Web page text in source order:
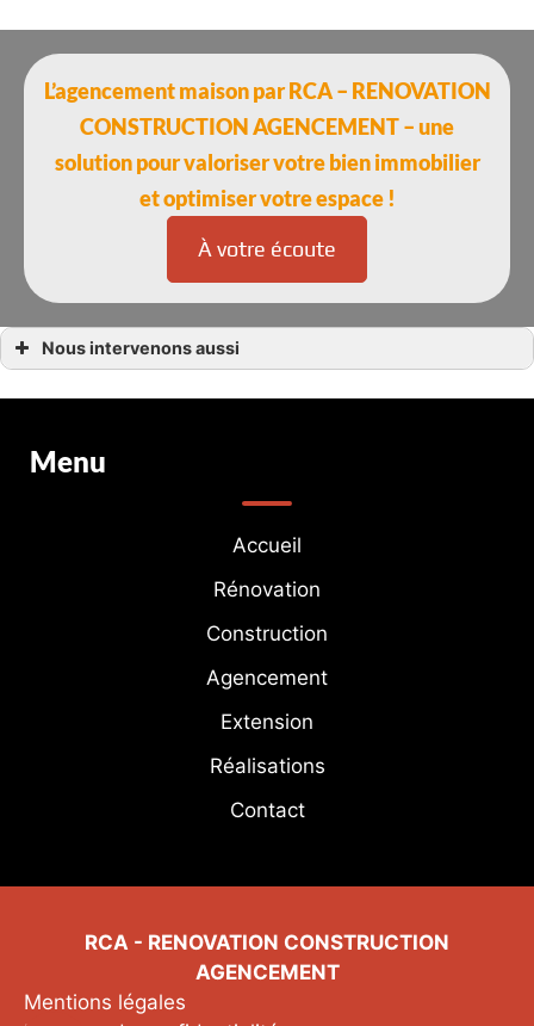
L’agencement maison par RCA – RENOVATION
CONSTRUCTION AGENCEMENT – une
solution pour valoriser votre bien immobilier
et optimiser votre espace !
À votre écoute
Nous intervenons aussi
Agencement maison Carantec
Agencement maison Roscoff
Agencement maison Trédrez-Locquémeau
Agencement maison Plestin-les-Grèves
Menu
Accueil
Rénovation
Construction
Agencement
Extension
Réalisations
Contact
RCA - RENOVATION CONSTRUCTION
AGENCEMENT
Mentions légales